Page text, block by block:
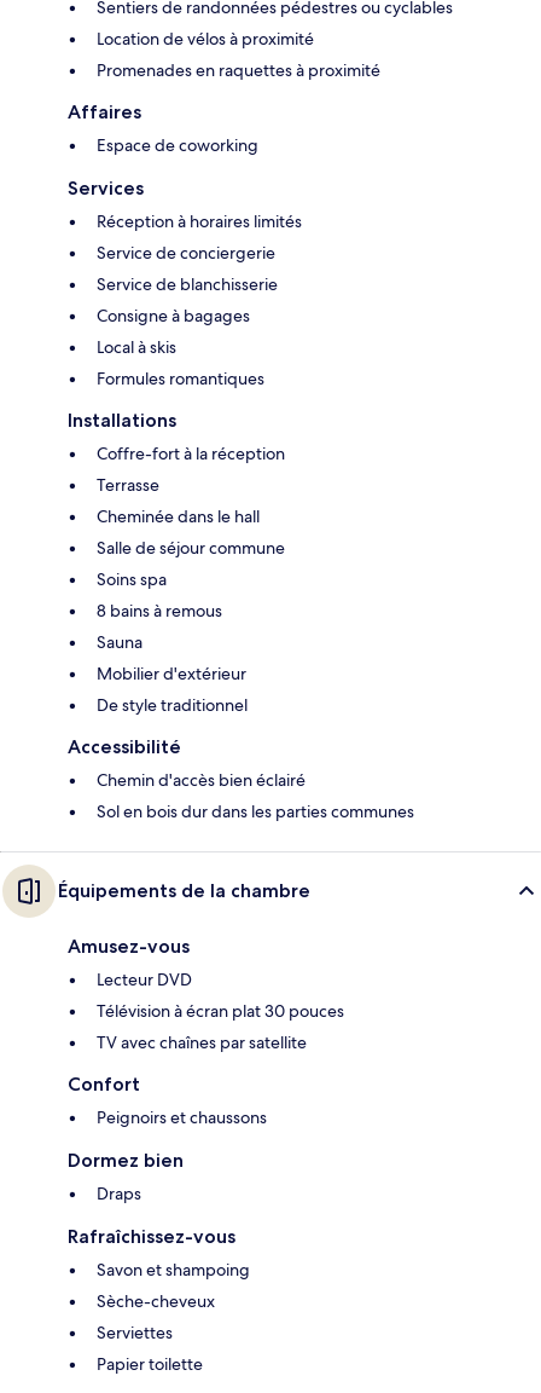
Sentiers de randonnées pédestres ou cyclables
Location de vélos à proximité
Promenades en raquettes à proximité
Affaires
Espace de coworking
Services
Réception à horaires limités
Service de conciergerie
Service de blanchisserie
Consigne à bagages
Local à skis
Formules romantiques
Installations
Coffre-fort à la réception
Terrasse
Cheminée dans le hall
Salle de séjour commune
Soins spa
8 bains à remous
Sauna
Mobilier d'extérieur
De style traditionnel
Accessibilité
Chemin d'accès bien éclairé
Sol en bois dur dans les parties communes
Équipements de la chambre
Amusez-vous
Lecteur DVD
Télévision à écran plat 30 pouces
TV avec chaînes par satellite
Confort
Peignoirs et chaussons
Dormez bien
Draps
Rafraîchissez-vous
Savon et shampoing
Sèche-cheveux
Serviettes
Papier toilette